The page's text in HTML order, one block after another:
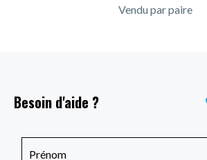
Vendu par paire
Besoin d'aide ?